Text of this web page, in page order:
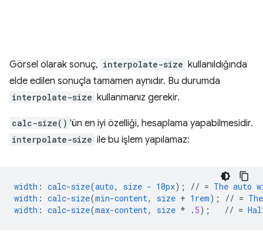
Görsel olarak sonuç, interpolate-size kullanıldığında
elde edilen sonuçla tamamen aynıdır. Bu durumda
interpolate-size kullanmanız gerekir.
calc-size() 'ün en iyi özelliği, hesaplama yapabilmesidir.
interpolate-size ile bu işlem yapılamaz:
width : calc-size(auto, size - 10px); // = The auto
width : calc-size(min-content, size + 1rem); // = The
width : calc-size(max-content, size * . 5); // =